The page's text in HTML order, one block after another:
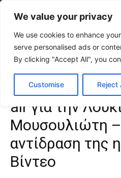
We value your privacy
We use cookies to enhance
serve personalised ads or
By clicking "Accept All", you
Customise Reject
Home CELEBRITIES
Δεν ξαναέγινε:
Μουσουλιώτη - Η επική...
Δεν ξαναέγινε:
air για την
Μουσουλιώτη
αντίδραση της
Βίντεο